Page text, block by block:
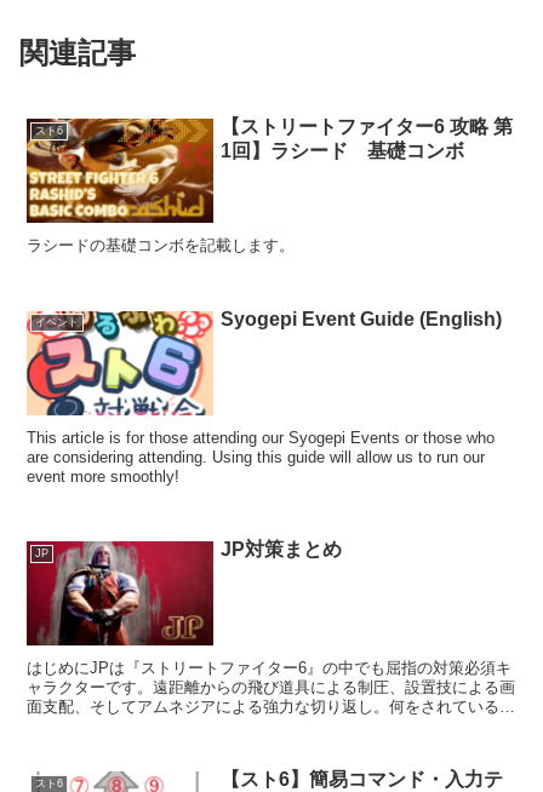
関連記事
スト6
【ストリートファイター6 攻略 第
1回】ラシード 基礎コンボ
ラシードの基礎コンボを記載します。
イベント Syogepi Event Guide (English)
This article is for those attending our Syogepi Events or those who
are considering attending. Using this guide will allow us to run our
event more smoothly!
JP JP対策まとめ
はじめにJPは『ストリートファイター6』の中でも屈指の対策必須キ
ャラクターです。遠距離からの飛び道具による制圧、設置技による画
面支配、そしてアムネジアによる強力な切り返し。何をされているか
スト6
【スト6】簡易コマンド・入力テ